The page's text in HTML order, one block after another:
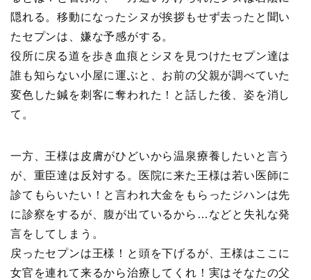
隠れる。移動になったシヌが挨拶もせず去ったと聞い
たセプンは、嫌な予感がする。
役所に戻る道を歩き血痕とシヌを見つけたセプン達は
誰も知らない小屋に運ぶと、お前の父親が調べていた
変色した鍼を刺客に奪われた！と話した後、姿を消し
て。
一方、王様は皮膚がひどいから温泉療養したいと言う
が、重臣達は反対する。医院に来た王様は若い医師に
診てもらいたい！と言われ大金をもらったジハンは先
に診察をするが、腹が出ているから…などと失礼な発
言をしてしまう。
戻ったセプンは王様！と頭を下げるが、王様はここに
女官を連れて来るから治療してくれ！実はそなたの父